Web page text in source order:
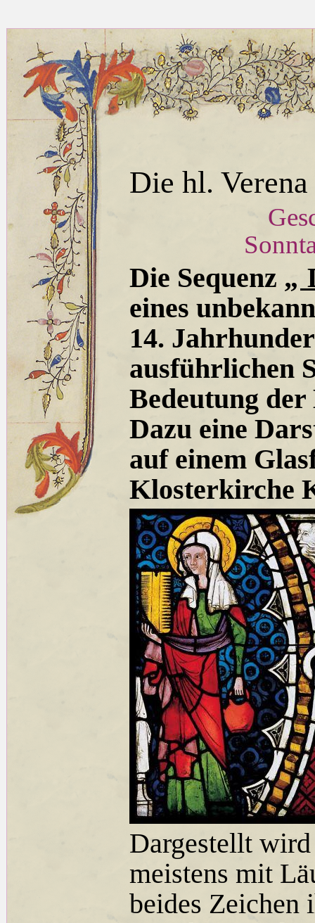
Die hl.
Die Sequenz „
eines
14.
ausführlichen
Bedeutung
Dazu eine
auf einem
Klosterkirche
Dargestellt
meistens mit
beides Zeichen